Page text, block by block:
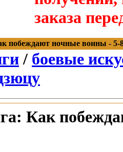
заказа
побеждают ночные воины - 5-
/ боевые
Как